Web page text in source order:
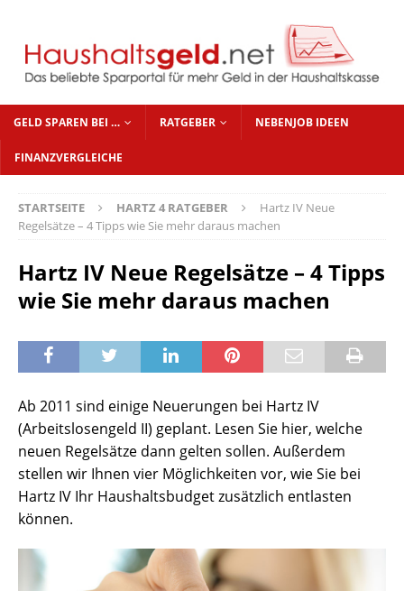
GELD SPAREN BEI … RATGEBER NEBENJOB IDEEN
FINANZVERGLEICHE
STARTSEITE HARTZ 4 RATGEBER
Hartz IV Neue
Regelsätze – 4 Tipps wie Sie mehr daraus machen
Hartz IV Neue Regelsätze – 4 Tipps
wie Sie mehr daraus machen
Ab 2011 sind einige Neuerungen bei Hartz IV
(Arbeitslosengeld II) geplant. Lesen Sie hier, welche
neuen Regelsätze dann gelten sollen. Außerdem
stellen wir Ihnen vier Möglichkeiten vor, wie Sie bei
Hartz IV Ihr Haushaltsbudget zusätzlich entlasten
können.